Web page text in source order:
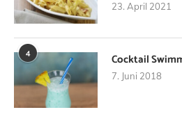
23. April 2021
4 Cocktail
7. Juni 2018